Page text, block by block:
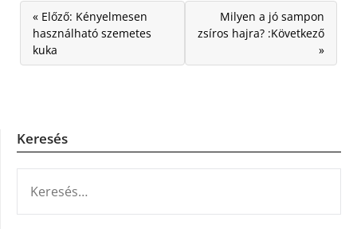
« Előző: Kényelmesen
használható szemetes
kuka
Milyen a jó sampon
zsíros hajra? :Következő
»
Keresés